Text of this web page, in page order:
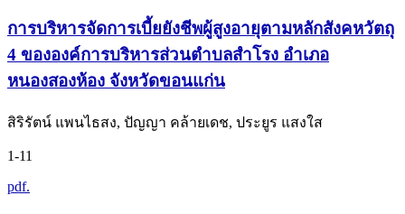
การบริหารจัดการเบี้ยยังชีพผู้สูงอายุตามหลักสังคหวัตถุ
4 ขององค์การบริหารส่วนตำบลสำโรง อำเภอ
หนองสองห้อง จังหวัดขอนแก่น
สิริรัตน์ แพนไธสง, ปัญญา คล้ายเดช, ประยูร แสงใส
1-11
pdf.